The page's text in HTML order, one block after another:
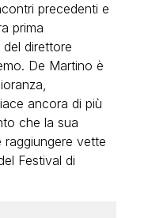
precedenti e
prima
del direttore
De Martino è
ancora di più
che la sua
vette
Festival di